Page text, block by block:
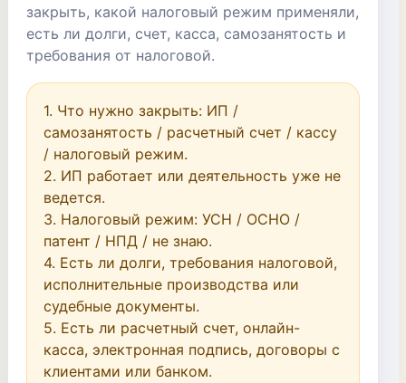
закрыть, какой налоговый режим применяли,
есть ли долги, счет, касса, самозанятость и
требования от налоговой.
1. Что нужно закрыть: ИП /
самозанятость / расчетный счет / кассу
/ налоговый режим.
2. ИП работает или деятельность уже не
ведется.
3. Налоговый режим: УСН / ОСНО /
патент / НПД / не знаю.
4. Есть ли долги, требования налоговой,
исполнительные производства или
судебные документы.
5. Есть ли расчетный счет, онлайн-
касса, электронная подпись, договоры с
клиентами или банком.